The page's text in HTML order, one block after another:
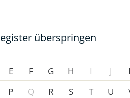
überspringen
E F G H I J
P Q R S T U